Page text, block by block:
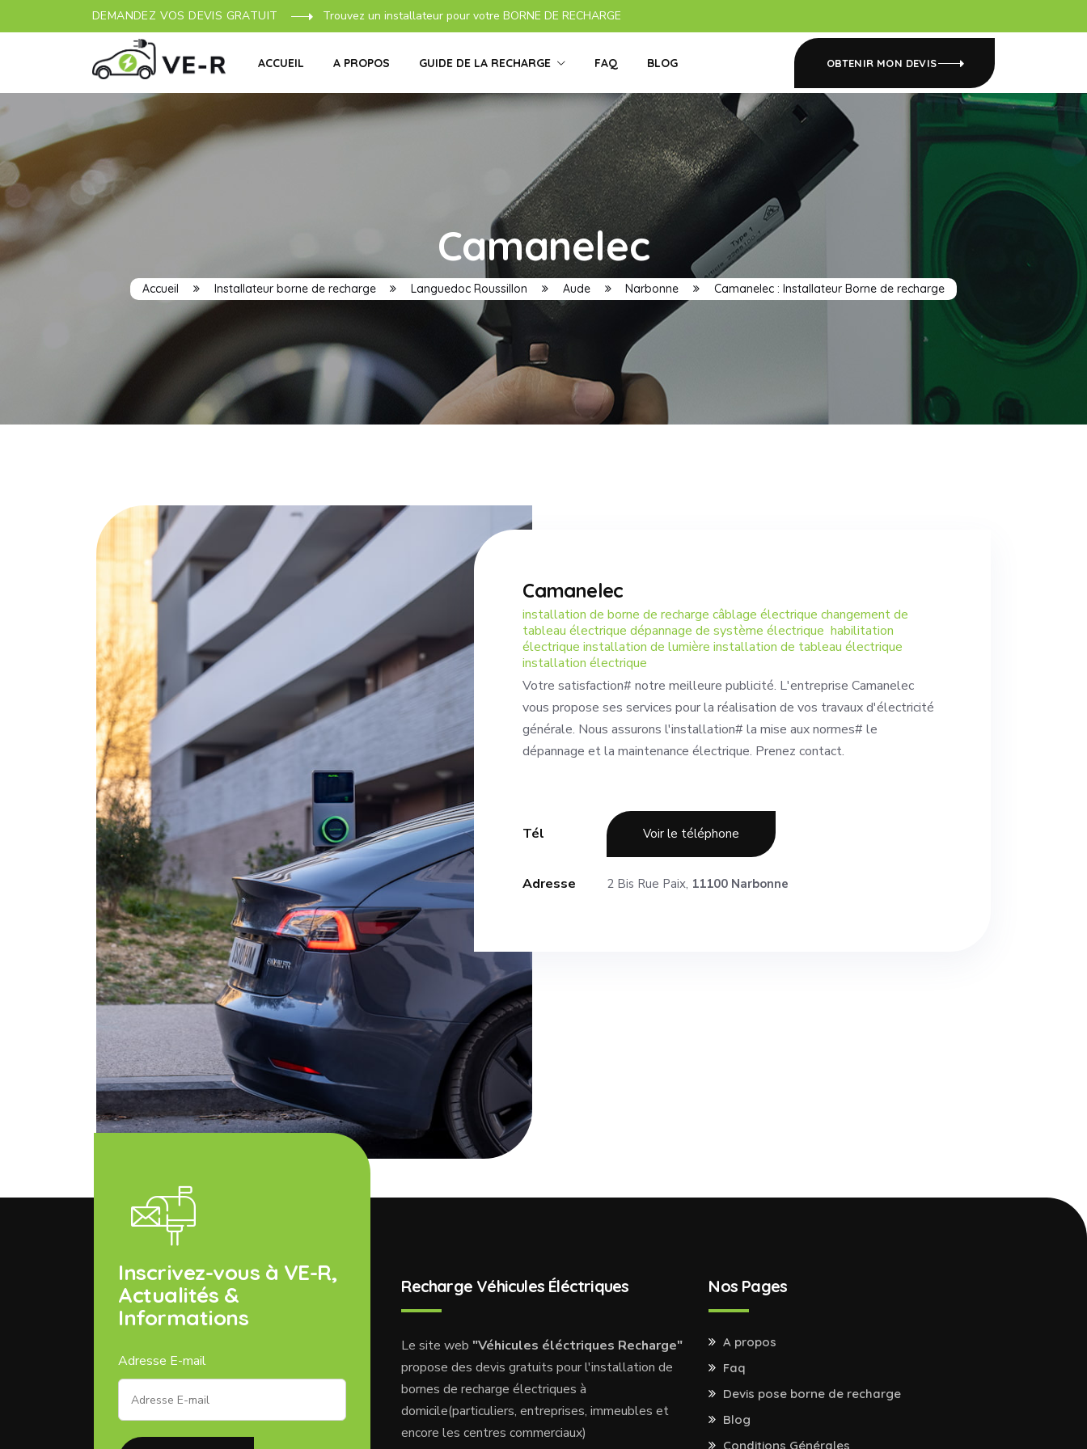
DEMANDEZ VOS DEVIS GRATUIT Trouvez un installateur pour votre BORNE DE RECHARGE
ACCUEIL A PROPOS GUIDE DE LA RECHARGE FAQ BLOG OBTENIR MON DEVIS
Camanelec
Accueil Installateur borne de recharge Languedoc Roussillon Aude Narbonne Camanelec : Installateur Borne de recharge
Camanelec
installation de borne de recharge câblage électrique changement de
tableau électrique dépannage de système électrique habilitation
électrique installation de lumière installation de tableau électrique
installation électrique
Votre satisfaction# notre meilleure publicité. L'entreprise Camanelec
vous propose ses services pour la réalisation de vos travaux d'électricité
générale. Nous assurons l'installation# la mise aux normes# le
dépannage et la maintenance électrique. Prenez contact.
Tél Voir le téléphone
Adresse 2 Bis Rue Paix, 11100 Narbonne
Inscrivez-vous à VE-R,
Actualités &
Informations
Adresse E-mail
Recharge Véhicules Éléctriques
Le site web"Véhicules éléctriques Recharge"
propose des devis gratuits pour l'installation de
bornes de recharge électriques à
domicile(particuliers, entreprises, immeubles et
encore les centres commerciaux)
Nos Pages
A propos
Faq
Devis pose borne de recharge
Blog
Conditions Générales